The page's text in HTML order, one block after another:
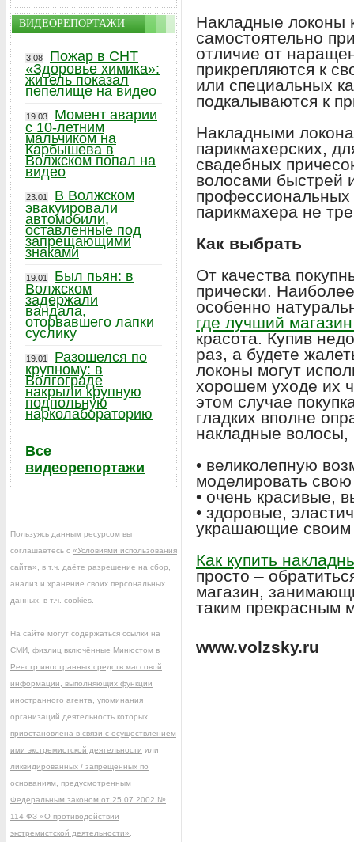
Накладные локоны
самостоятельно
отличие от
прикрепляются к
или специальных
подкалываются к
Накладными
парикмахерских,
свадебных
волосами быстрей
профессиональных
парикмахера не
Как выбрать
От качества
прически.
особенно
где лучший
красота. Купив
раз, а будете
локоны могут
хорошем уходе их
этом случае
гладких вполне
накладные волосы,
• великолепную
моделировать свою
• очень красивые,
• здоровые,
украшающие
Как купить
просто –
магазин,
таким прекрасным
www.volzsky.ru
ВИДЕОРЕПОРТАЖИ
3.08
Пожар в СНТ
«Здоровье химика»:
житель показал
пепелище на видео
19.03
Момент аварии
с 10-летним
мальчиком на
Карбышева в
Волжском попал на
видео
23.01
В Волжском
эвакуировали
автомобили,
оставленные под
запрещающими
знаками
19.01
Был пьян: в
Волжском
задержали
вандала,
оторвавшего лапки
суслику
19.01
Разошелся по
крупному: в
Волгограде
накрыли крупную
подпольную
нарколабораторию
Все
видеорепортажи
Пользуясь данным ресурсом вы
соглашаетесь с «Условиями использования
сайта» , в т.ч. даёте разрешение на сбор,
анализ и хранение своих персональных
данных, в т.ч. cookies.
На сайте могут содержаться ссылки на
СМИ, физлиц включённые Минюстом в
Реестр иностранных средств массовой
информации, выполняющих функции
иностранного агента , упоминания
организаций деятельность которых
приостановлена в связи с осуществлением
ими экстремистской деятельности или
ликвидированных / запрещённых по
основаниям, предусмотренным
Федеральным законом от 25.07.2002 №
114-ФЗ «О противодействии
экстремистской деятельности»